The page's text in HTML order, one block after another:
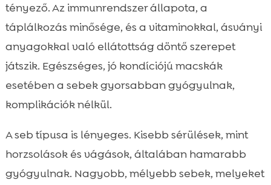
tényező. Az immunrendszer állapota, a
táplálkozás minősége, és a vitaminokkal, ásványi
anyagokkal való ellátottság döntő szerepet
játszik. Egészséges, jó kondíciójú macskák
esetében a sebek gyorsabban gyógyulnak,
komplikációk nélkül.
A seb típusa is lényeges. Kisebb sérülések, mint
horzsolások és vágások, általában hamarabb
gyógyulnak. Nagyobb, mélyebb sebek, melyeket